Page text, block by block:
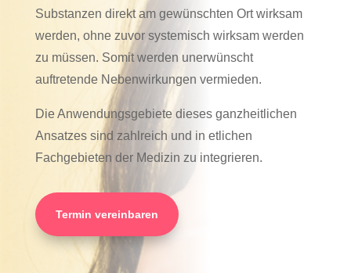
Substanzen direkt am gewünschten Ort wirksam
werden, ohne zuvor systemisch wirksam werden
zu müssen. Somit werden unerwünscht
auftretende Nebenwirkungen vermieden.
Die Anwendungsgebiete dieses ganzheitlichen
Ansatzes sind zahlreich und in etlichen
Fachgebieten der Medizin zu integrieren.
Termin vereinbaren